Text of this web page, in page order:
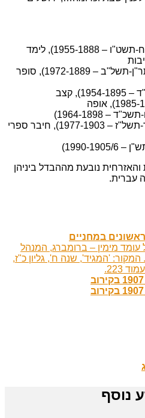
(תרמ"ח-תשט"ו – 1955-1888), לימד
(וולוול) (תר"ן-תשל"ב – 1972-1889), סופר
קצב
– 1964-1898)
(תרס"ד-תשל"ז – 1977-1903), חיבר ספרי
1905/6)
נובעת מההבדל ביניהן
עברית.
במחניים
מימין – ברומברג, המנהל
'המגיד', שנה ח', גליון כ"ז,
נוסף